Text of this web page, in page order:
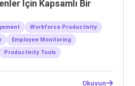
İçin Kapsamlı Bir
Workforce Productivity
Employee Monitoring
Productivity Tools
Okuyun